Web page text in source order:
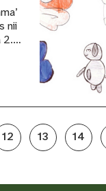
nii
2.…
12 13 14